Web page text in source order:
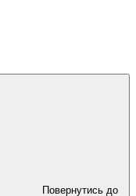
Повернутись до